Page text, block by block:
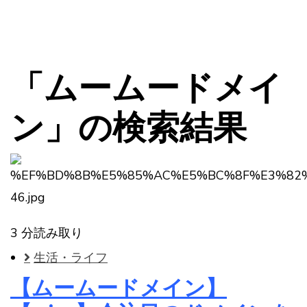
「ムームードメイ
ン」の検索結果
3 分読み取り
生活・ライフ
【ムームードメイン】